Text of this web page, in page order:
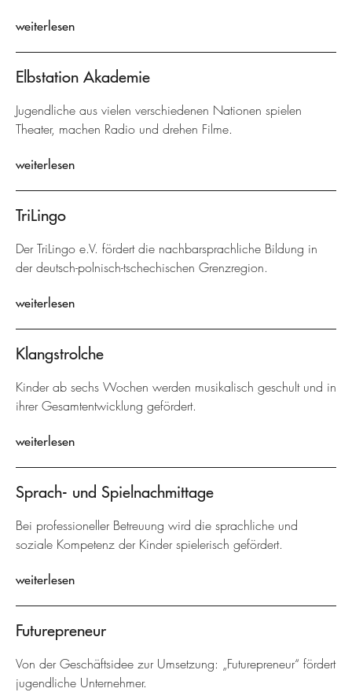
weiterlesen
Elbstation Akademie
Jugendliche aus vielen verschiedenen Nationen spielen
Theater, machen Radio und drehen Filme.
weiterlesen
TriLingo
Der TriLingo e.V. fördert die nachbarsprachliche Bildung in
der deutsch-polnisch-tschechischen Grenzregion.
weiterlesen
Klangstrolche
Kinder ab sechs Wochen werden musikalisch geschult und in
ihrer Gesamtentwicklung gefördert.
weiterlesen
Sprach- und Spielnachmittage
Bei professioneller Betreuung wird die sprachliche und
soziale Kompetenz der Kinder spielerisch gefördert.
weiterlesen
Futurepreneur
Von der Geschäftsidee zur Umsetzung: „Futurepreneur“ fördert
jugendliche Unternehmer.